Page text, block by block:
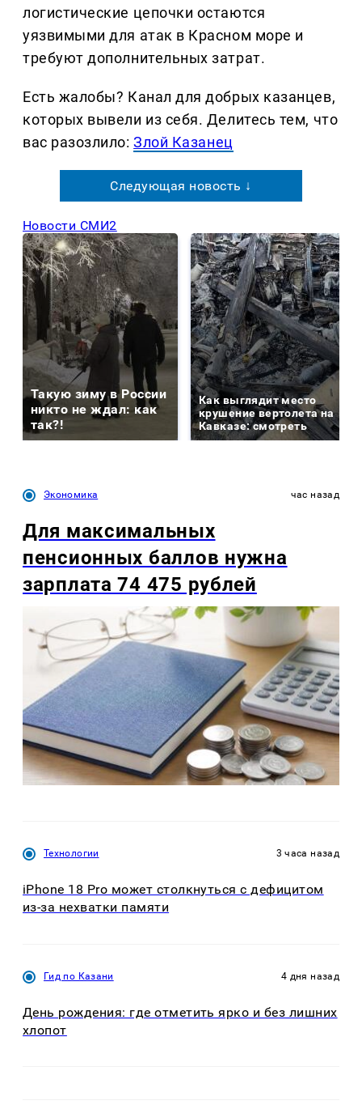
логистические цепочки остаются
уязвимыми для атак в Красном море и
требуют дополнительных затрат.
Есть жалобы? Канал для добрых казанцев,
которых вывели из себя. Делитеcь тем, что
вас разозлило:Злой Казанец
Следующая новость ↓
Новости СМИ2
Такую зиму в России
никто не ждал: как
так?!
Как выглядит место
крушение вертолета на
Кавказе: смотреть
Экономика час назад
Для максимальных
пенсионных баллов нужна
зарплата 74 475 рублей
Технологии 3 часа назад
iPhone 18 Pro может столкнуться с дефицитом
из-за нехватки памяти
Гид по Казани 4 дня назад
День рождения: где отметить ярко и без лишних
хлопот